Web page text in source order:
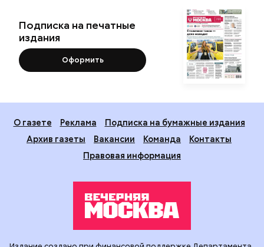
Подписка на печатные
издания
Оформить
О газете Реклама
Подписка на бумажные издания
Архив газеты
Вакансии Команда
Контакты
Правовая информация